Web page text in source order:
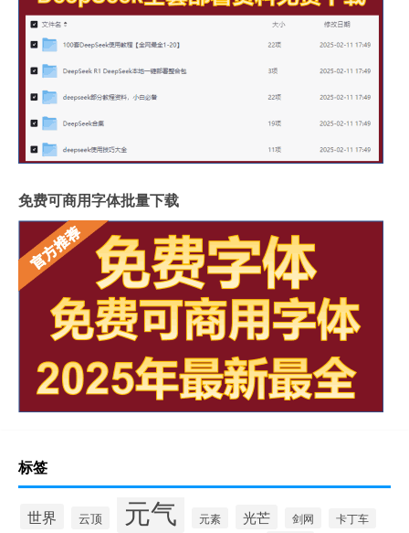
免费可商用字体批量下载
标签
世界 云顶 元气 元素 光芒 剑网 卡丁车